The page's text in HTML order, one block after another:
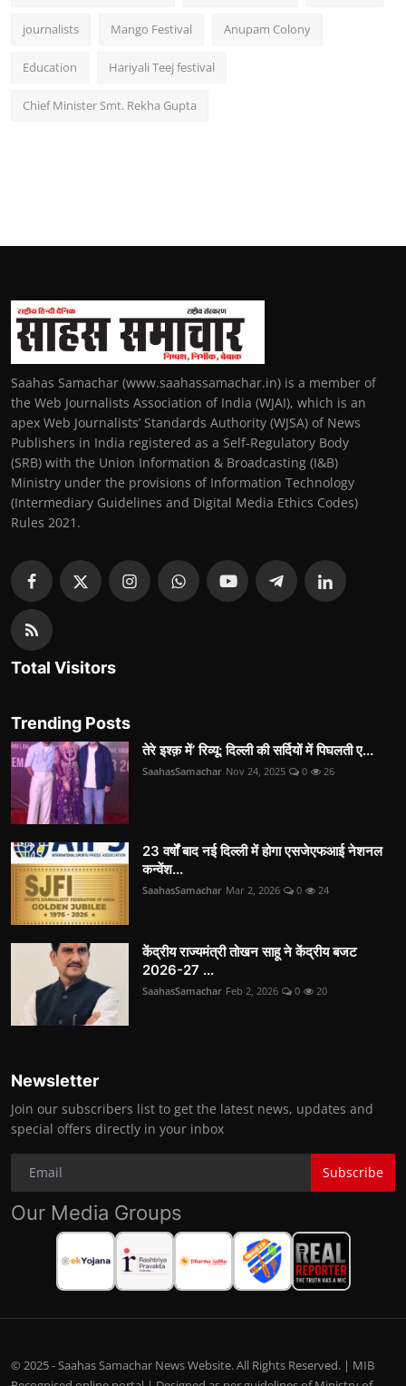
journalists Mango Festival Anupam Colony
Education Hariyali Teej festival
Chief Minister Smt. Rekha Gupta
Saahas Samachar (www.saahassamachar.in) is a member of
the Web Journalists Association of India (WJAI), which is an
apex Web Journalists’ Standards Authority (WJSA) of News
Publishers in India registered as a Self-Regulatory Body
(SRB) with the Union Information & Broadcasting (I&B)
Ministry under the provisions of Information Technology
(Intermediary Guidelines and Digital Media Ethics Codes)
Rules 2021.
Total Visitors
Trending Posts
तेरे इश्क़ में’ रिव्यू: दिल्ली की सर्दियों में पिघलती ए...
SaahasSamachar Nov 24, 2025 0 26
23 वर्षों बाद नई दिल्ली में होगा एसजेएफआई नेशनल
कन्वेंश...
SaahasSamachar Mar 2, 2026 0 24
केंद्रीय राज्यमंत्री तोखन साहू ने केंद्रीय बजट
2026-27 ...
SaahasSamachar Feb 2, 2026 0 20
Newsletter
Join our subscribers list to get the latest news, updates and
special offers directly in your inbox
Subscribe
Our Media Groups
© 2025 - Saahas Samachar News Website. All Rights Reserved. | MIB